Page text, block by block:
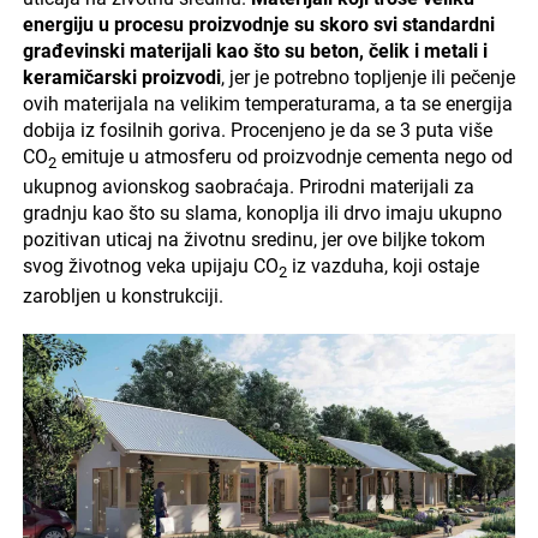
energiju u procesu proizvodnje su skoro svi standardni
građevinski materijali kao što su beton, čelik i metali i
keramičarski proizvodi, jer je potrebno topljenje ili pečenje
ovih materijala na velikim temperaturama, a ta se energija
dobija iz fosilnih goriva. Procenjeno je da se 3 puta više
CO2emituje u atmosferu od proizvodnje cementa nego od
ukupnog avionskog saobraćaja. Prirodni materijali za
gradnju kao što su slama, konoplja ili drvo imaju ukupno
pozitivan uticaj na životnu sredinu, jer ove biljke tokom
svog životnog veka upijaju CO2iz vazduha, koji ostaje
zarobljen u konstrukciji.